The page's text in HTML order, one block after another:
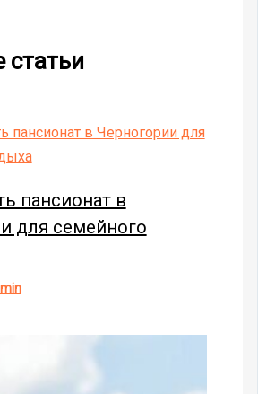
статьи
пансионат в
для семейного